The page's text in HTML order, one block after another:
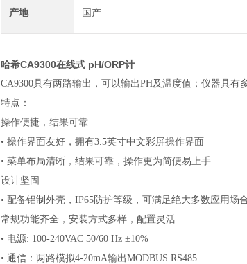
产地 国产
哈希CA9300在线式 pH/ORP计
CA9300具有两路输出，可以输出PH及温度值；仪器具有
特点：
操作便捷，结果可靠
• 操作界面友好，拥有3.5英寸中文彩屏操作界面
• 菜单布局清晰，结果可靠，操作更为简便易上手
设计坚固
• 配备铝制外壳，IP65防护等级，可满足绝大多数应用场合
常规功能齐全，安装方式多样，配置灵活
• 电源: 100-240VAC 50/60 Hz ±10%
• 通信：两路模拟4-20mA输出MODBUS RS485